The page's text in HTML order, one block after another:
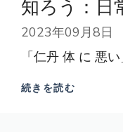
知ろう：日
2023年09月8日
「仁丹 体 に 悪
続きを読む